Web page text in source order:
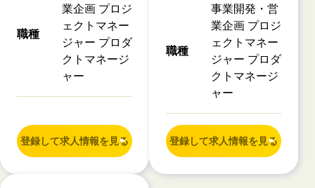
職種
業企画 プロジ
ェクトマネー
ジャー プロダ
クトマネージ
ャー
登録して求人情報を見る
職種
事業開発・営
業企画 プロジ
ェクトマネー
ジャー プロダ
クトマネージ
ャー
登録して求人情報を見る